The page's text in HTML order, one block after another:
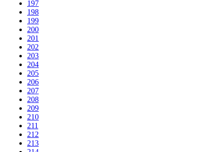
197
198
199
200
201
202
203
204
205
206
207
208
209
210
211
212
213